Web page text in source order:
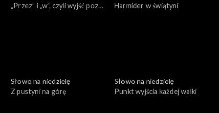
„Przez” i „w”, czyli wyjść poza
Harmider w świątyni
Słowo na niedzielę
Z pustyni na górę
Słowo na niedzielę
Punkt wyjścia każdej walki